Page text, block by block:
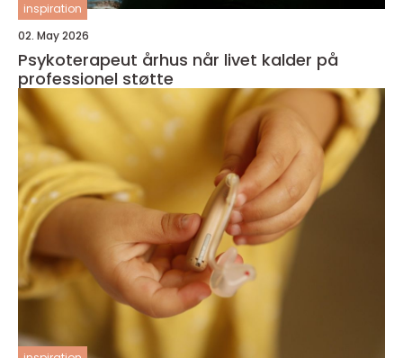
inspiration
02. May 2026
Psykoterapeut århus når livet kalder på
professionel støtte